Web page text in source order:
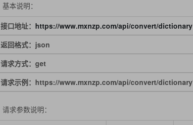
基本说明：
接口地址： https://www.mxnzp.com/api/convert/dictionary
返回格式：json
请求方式：get
请求示例：https://www.mxnzp.com/api/convert/
请求参数说明：